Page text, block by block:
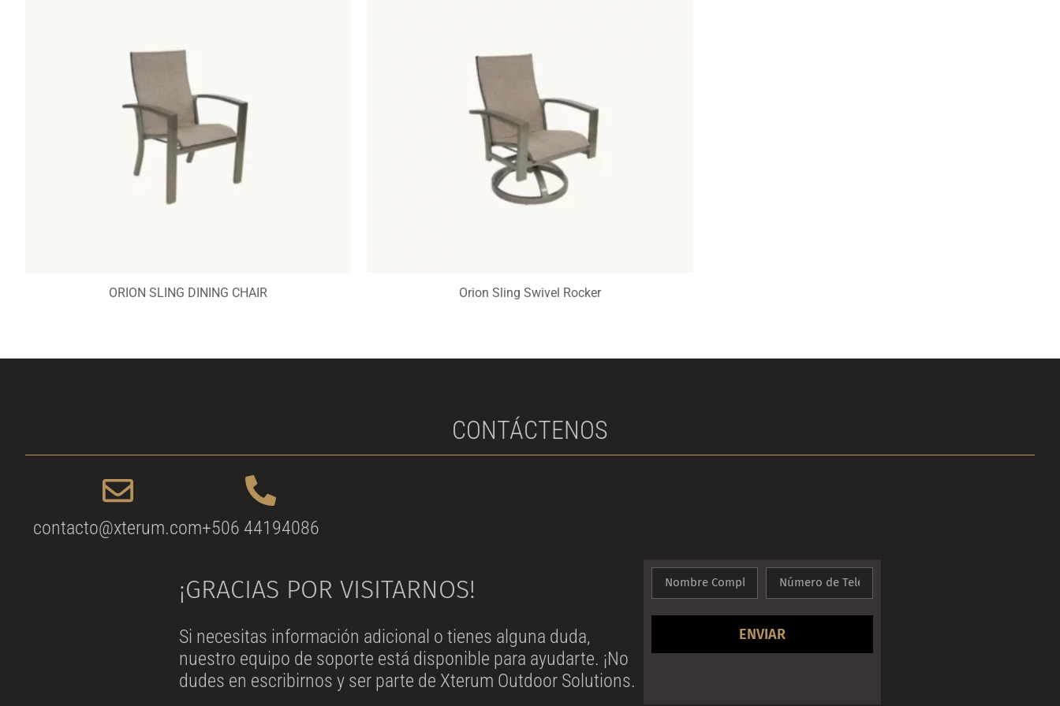
ORION SLING DINING CHAIR Orion Sling Swivel Rocker
CONTÁCTENOS
contacto@xterum.com+506 44194086
¡GRACIAS POR VISITARNOS!
Si necesitas información adicional o tienes alguna duda,
nuestro equipo de soporte está disponible para ayudarte. ¡No
dudes en escribirnos y ser parte de Xterum Outdoor Solutions.
ENVIAR